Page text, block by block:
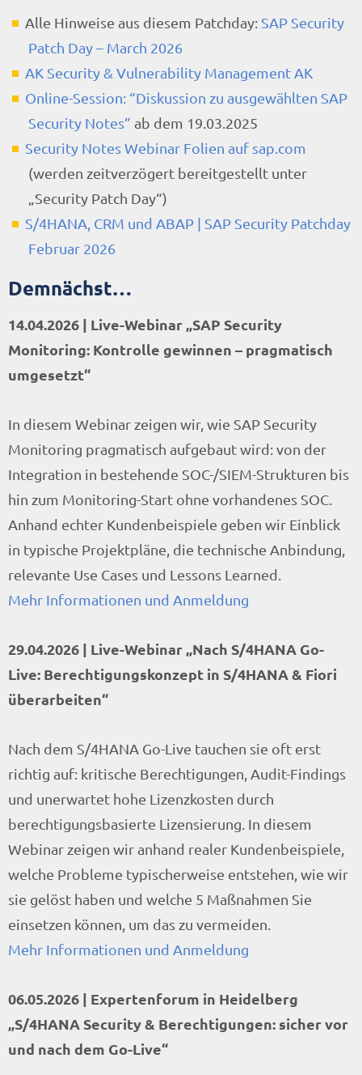
Alle Hinweise aus diesem Patchday: SAP Security
Patch Day – March 2026
AK Security & Vulnerability Management AK
Online-Session: “Diskussion zu ausgewählten SAP
Security Notes” ab dem 19.03.2025
Security Notes Webinar Folien auf sap.com
(werden zeitverzögert bereitgestellt unter
„Security Patch Day“)
S/4HANA, CRM und ABAP | SAP Security Patchday
Februar 2026
Demnächst…
14.04.2026 | Live-Webinar „SAP Security
Monitoring: Kontrolle gewinnen – pragmatisch
umgesetzt“
In diesem Webinar zeigen wir, wie SAP Security
Monitoring pragmatisch aufgebaut wird: von der
Integration in bestehende SOC-/SIEM-Strukturen bis
hin zum Monitoring-Start ohne vorhandenes SOC.
Anhand echter Kundenbeispiele geben wir Einblick
in typische Projektpläne, die technische Anbindung,
relevante Use Cases und Lessons Learned.
Mehr Informationen und Anmeldung
29.04.2026 | Live-Webinar „Nach S/4HANA Go-
Live: Berechtigungskonzept in S/4HANA & Fiori
überarbeiten“
Nach dem S/4HANA Go-Live tauchen sie oft erst
richtig auf: kritische Berechtigungen, Audit-Findings
und unerwartet hohe Lizenzkosten durch
berechtigungsbasierte Lizensierung. In diesem
Webinar zeigen wir anhand realer Kundenbeispiele,
welche Probleme typischerweise entstehen, wie wir
sie gelöst haben und welche 5 Maßnahmen Sie
einsetzen können, um das zu vermeiden.
Mehr Informationen und Anmeldung
06.05.2026 | Expertenforum in Heidelberg
„S/4HANA Security & Berechtigungen: sicher vor
und nach dem Go-Live“